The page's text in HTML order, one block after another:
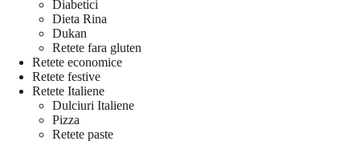
Diabetici
Dieta Rina
Dukan
Retete fara gluten
Retete economice
Retete festive
Retete Italiene
Dulciuri Italiene
Pizza
Retete paste